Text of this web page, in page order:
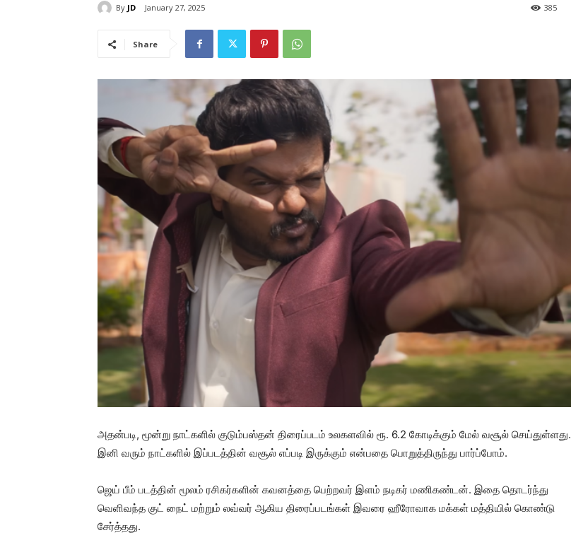
By JD January 27, 2025 385
Share
அதன்படி, மூன்று நாட்களில் குடும்பஸ்தன் திரைப்படம் உலகளவில் ரூ. 6.2 கோடிக்கும் மேல் வசூல் செய்துள்ளது.
இனி வரும் நாட்களில் இப்படத்தின் வசூல் எப்படி இருக்கும் என்பதை பொறுத்திருந்து பார்ப்போம்.
ஜெய் பீம் படத்தின் மூலம் ரசிகர்களின் கவனத்தை பெற்றவர் இளம் நடிகர் மணிகண்டன். இதை தொடர்ந்து
வெளிவந்த குட் நைட் மற்றும் லவ்வர் ஆகிய திரைப்படங்கள் இவரை ஹீரோவாக மக்கள் மத்தியில் கொண்டு
சேர்த்தது.